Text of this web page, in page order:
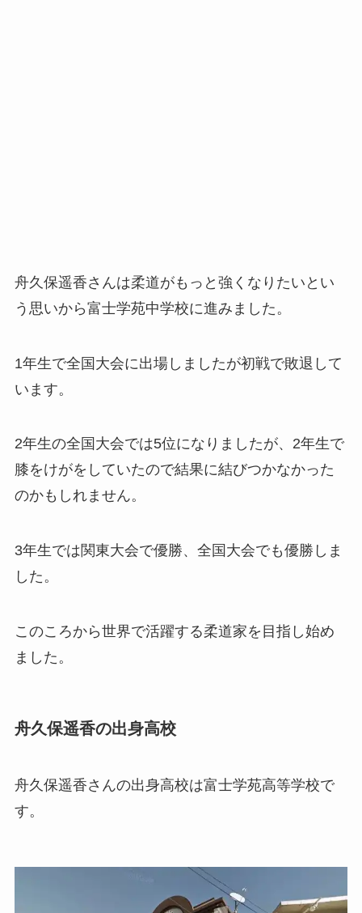
舟久保遥香さんは柔道がもっと強くなりたいとい
う思いから富士学苑中学校に進みました。
1年生で全国大会に出場しましたが初戦で敗退して
います。
2年生の全国大会では5位になりましたが、2年生で
膝をけがをしていたので結果に結びつかなかった
のかもしれません。
3年生では関東大会で優勝、全国大会でも優勝しま
した。
このころから世界で活躍する柔道家を目指し始め
ました。
舟久保遥香の出身高校
舟久保遥香さんの出身高校は富士学苑高等学校で
す。